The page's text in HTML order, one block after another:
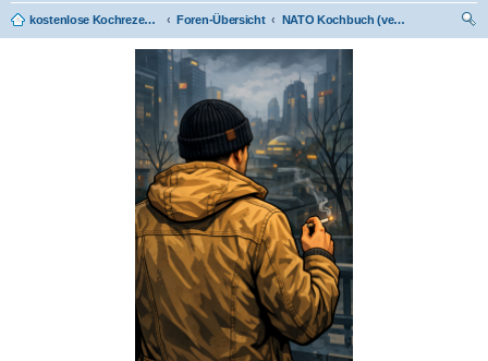
kostenlose Kochrezepte und kostenlose Kochbücher Foren-Übersicht
NATO Kochbuch (vegan)